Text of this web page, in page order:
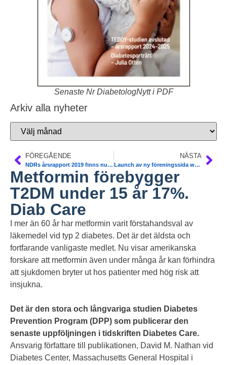
Senaste Nr DiabetologNytt i PDF
Arkiv alla nyheter
FÖREGÅENDE
NDRs årsrapport 2019 finns nu öppet att läsa. Alla sjukhus-mottagningar
NÄSTA
Launch av ny föreningssida www.svenskdiabetes.se
Metformin förebygger
T2DM under 15 år 17%.
Diab Care
I mer än 60 år har metformin varit förstahandsval av
läkemedel vid typ 2 diabetes. Det är det äldsta och
fortfarande vanligaste medlet. Nu visar amerikanska
forskare att metformin även under många år kan förhindra
att sjukdomen bryter ut hos patienter med hög risk att
insjukna.
Det är den stora och långvariga studien Diabetes
Prevention Program (DPP) som publicerar den
senaste uppföljningen i tidskriften Diabetes Care.
Ansvarig författare till publikationen, David M. Nathan vid
Diabetes Center, Massachusetts General Hospital i